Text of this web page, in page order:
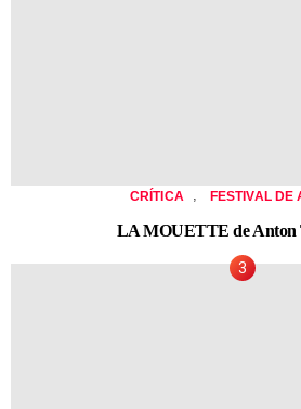
CRÍTICA , FESTIVAL DE
LA MOUETTE de Anton